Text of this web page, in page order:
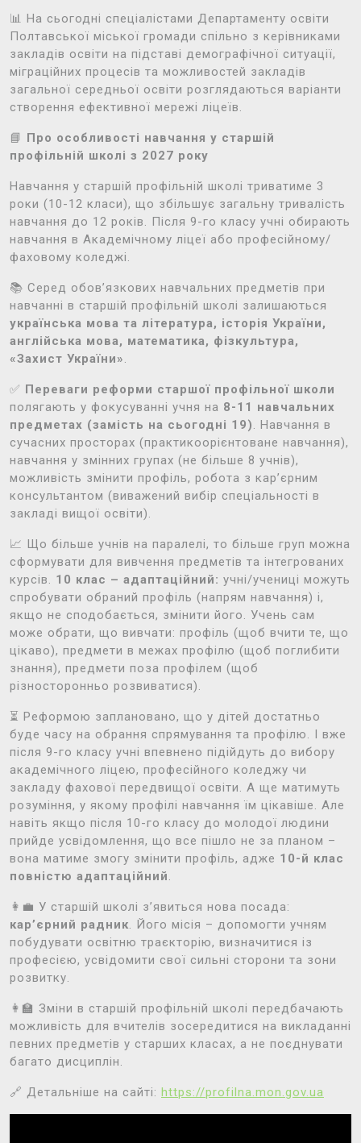
📊 На сьогодні спеціалістами Департаменту освіти
Полтавської міської громади спільно з керівниками
закладів освіти на підставі демографічної ситуації,
міграційних процесів та можливостей закладів
загальної середньої освіти розглядаються варіанти
створення ефективної мережі ліцеїв.
📘 Про особливості навчання у старшій
профільній школі з 2027 року
Навчання у старшій профільній школі триватиме 3
роки (10-12 класи), що збільшує загальну тривалість
навчання до 12 років. Після 9-го класу учні обирають
навчання в Академічному ліцеї або професійному/
фаховому коледжі.
📚 Серед обов’язкових навчальних предметів при
навчанні в старшій профільній школі залишаються
українська мова та література, історія України,
англійська мова, математика, фізкультура,
«Захист України».
✅ Переваги реформи старшої профільної школи
полягають у фокусуванні учня на 8-11 навчальних
предметах (замість на сьогодні 19). Навчання в
сучасних просторах (практикоорієнтоване навчання),
навчання у змінних групах (не більше 8 учнів),
можливість змінити профіль, робота з кар’єрним
консультантом (виважений вибір спеціальності в
закладі вищої освіти).
📈 Що більше учнів на паралелі, то більше груп можна
сформувати для вивчення предметів та інтегрованих
курсів. 10 клас – адаптаційний: учні/учениці можуть
спробувати обраний профіль (напрям навчання) і,
якщо не сподобається, змінити його. Учень сам
може обрати, що вивчати: профіль (щоб вчити те, що
цікаво), предмети в межах профілю (щоб поглибити
знання), предмети поза профілем (щоб
різносторонньо розвиватися).
⏳ Реформою заплановано, що у дітей достатньо
буде часу на обрання спрямування та профілю. І вже
після 9-го класу учні впевнено підійдуть до вибору
академічного ліцею, професійного коледжу чи
закладу фахової передвищої освіти. А ще матимуть
розуміння, у якому профілі навчання їм цікавіше. Але
навіть якщо після 10-го класу до молодої людини
прийде усвідомлення, що все пішло не за планом –
вона матиме змогу змінити профіль, адже 10-й клас
повністю адаптаційний.
👩‍💼 У старшій школі з’явиться нова посада:
кар’єрний радник. Його місія – допомогти учням
побудувати освітню траєкторію, визначитися із
професією, усвідомити свої сильні сторони та зони
розвитку.
👩‍🏫 Зміни в старшій профільній школі передбачають
можливість для вчителів зосередитися на викладанні
певних предметів у старших класах, а не поєднувати
багато дисциплін.
🔗 Детальніше на сайті: https://profilna.mon.gov.ua